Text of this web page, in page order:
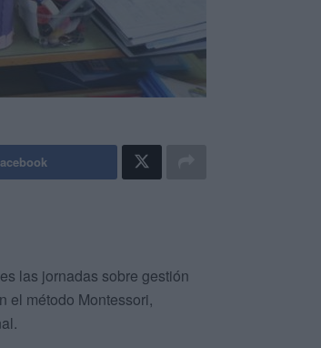
las jornadas sobre gestión
el método Montessori,